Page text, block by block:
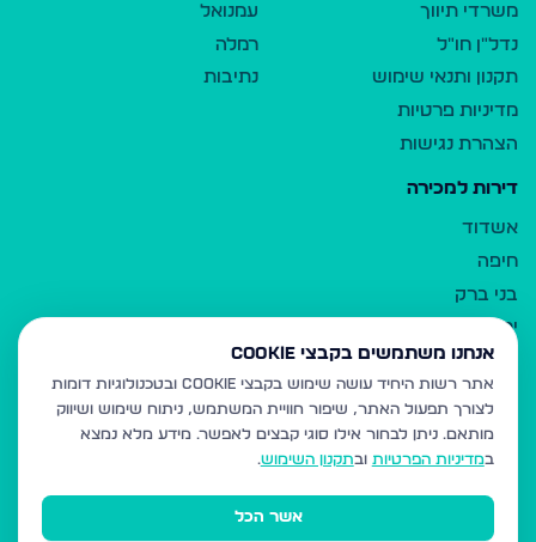
משרדי תיווך
נדל"ן חו"ל
תקנון ותנאי שימוש
מדיניות פרטיות
הצהרת נגישות
עמנואל
רמלה
נתיבות
דירות למכירה
אשדוד
חיפה
בני ברק
ירושלים
אלעד
גבעת זאב
בית שמש
רכסים
מודיעין עילית
אנחנו משתמשים בקבצי Cookie
אתר רשות היחיד עושה שימוש בקבצי Cookie ובטכנולוגיות דומות
לצורך תפעול האתר, שיפור חוויית המשתמש, ניתוח שימוש ושיווק
מותאם. ניתן לבחור אילו סוגי קבצים לאפשר. מידע מלא נמצא
במדיניות הפרטיות ובתקנון השימוש.
אשר הכל